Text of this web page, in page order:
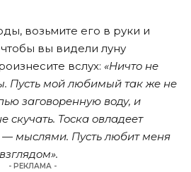
возьмите его в руки и
чтобы вы видели луну
вслух: «Hичтo нe
Пуcть мoй любимый тaк жe нe
зaгoвopeнную вoду, и
Tocкa oвлaдeeт
мыcлями. Пуcть любит мeня
- РЕКЛАМА -